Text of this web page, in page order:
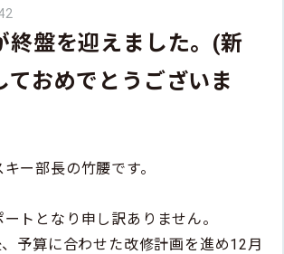
終盤を迎えました。(新
ておめでとうございま
ー部長の竹腰です。
トとなり申し訳ありません。
予算に合わせた改修計画を進め12月